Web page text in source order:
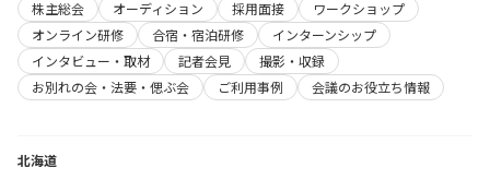
株主総会
オーディション 採用面接
ワークショップ
オンライン研修
合宿・宿泊研修
インターンシップ
インタビュー・取材
記者会見
撮影・収録
お別れの会・法要・偲ぶ会
ご利用事例 会議のお役立ち情報
北海道